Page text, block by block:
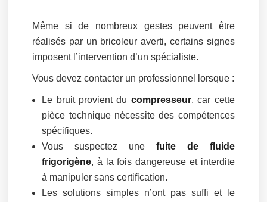
Même si de nombreux gestes peuvent être
réalisés par un bricoleur averti, certains signes
imposent l’intervention d’un spécialiste.
Vous devez contacter un professionnel lorsque :
Le bruit provient du compresseur, car cette
pièce technique nécessite des compétences
spécifiques.
Vous suspectez une fuite de fluide
frigorigène, à la fois dangereuse et interdite
à manipuler sans certification.
Les solutions simples n’ont pas suffi et le